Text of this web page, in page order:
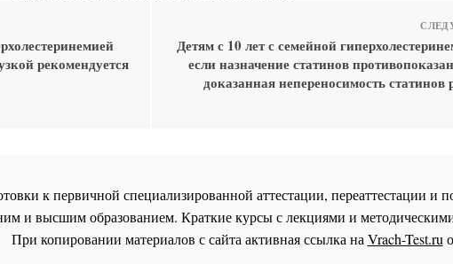
рекомендуется
Детям с 10 лет с семейной
если назначение статинов
доказанная непереносимость статинов
к первичной специализированной аттестации, переаттестации
и высшим образованием. Краткие курсы с лекциями и
При копировании материалов с сайта активная ссылка на Vrach-Test.ru